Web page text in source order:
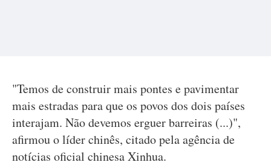
"Temos de construir mais pontes e pavimentar
mais estradas para que os povos dos dois países
interajam. Não devemos erguer barreiras (...)",
afirmou o líder chinês, citado pela agência de
notícias oficial chinesa Xinhua.